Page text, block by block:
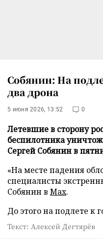
Собянин: На
два дрона
5 июня 2026, 13:52 0
Летевшие в сторону
беспилотника
Сергей Собянин в
«На месте падения
специалисты
Собянин в Max.
До этого на подлете к
Текст: Алексей Дегтярёв